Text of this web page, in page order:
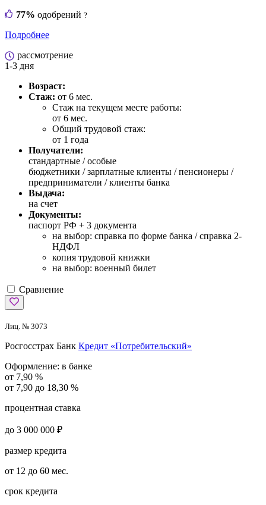
77% одобрений ?
Подробнее
рассмотрение
1-3 дня
Возраст:
Стаж: от 6 мес.
Стаж на текущем месте работы:
от 6 мес.
Общий трудовой стаж:
от 1 года
Получатели:
стандартные /особые
бюджетники / зарплатные клиенты / пенсионеры /
предприниматели / клиенты банка
Выдача:
на счет
Документы:
паспорт РФ + 3 документа
на выбор: справка по форме банка / справка 2-
НДФЛ
копия трудовой книжки
на выбор: военный билет
Сравнение
Лиц. № 3073
Росгосстрах Банк Кредит «Потребительский»
Оформление: в банке
от 7,90 %
от 7,90 до 18,30 %
процентная ставка
до 3 000 000 ₽
размер кредита
от 12 до 60 мес.
срок кредита